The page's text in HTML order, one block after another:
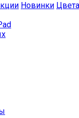
Новинки Цвета